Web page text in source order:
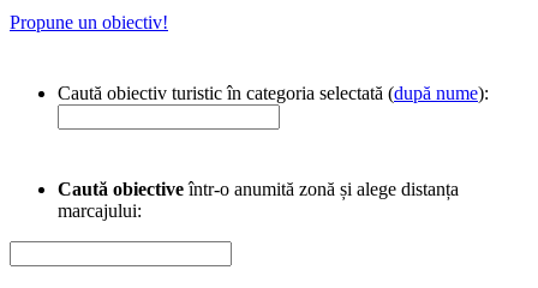
Propune un obiectiv!
Caută obiectiv turistic în categoria selectată (după nume):
Caută obiectiveîntr-o anumită zonă și alege distanța
marcajului: